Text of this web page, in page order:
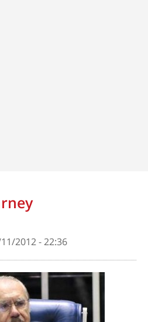
2012 - 22:36